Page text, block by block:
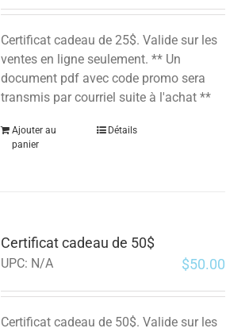
Certificat cadeau de 25$. Valide sur les
ventes en ligne seulement. ** Un
document pdf avec code promo sera
transmis par courriel suite à l'achat **
Ajouter au
panier
Détails
Certificat cadeau de 50$
UPC: N/A $50.00
Certificat cadeau de 50$. Valide sur les